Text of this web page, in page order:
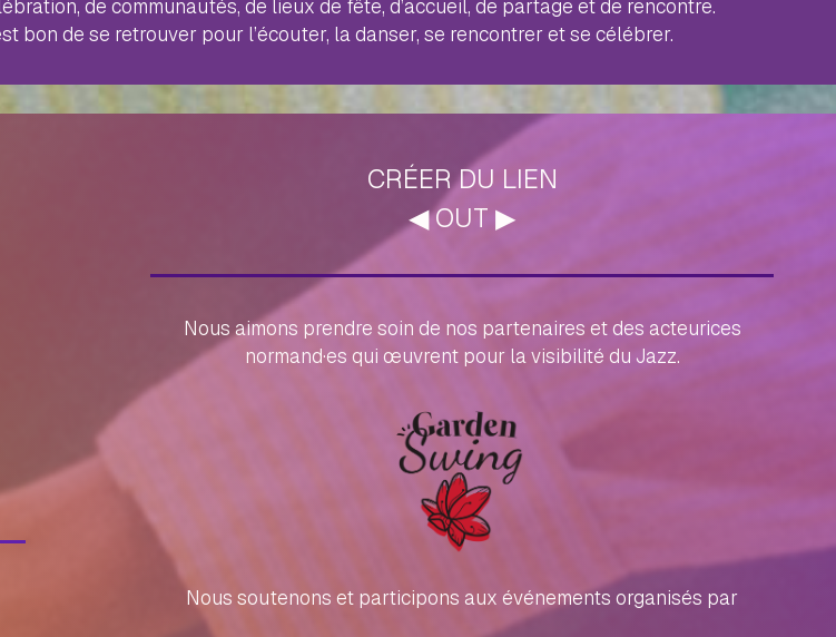
de communautés, de lieux de fête, d’accueil, de partage et de rencontre.
bon de se retrouver pour l’écouter, la danser, se rencontrer et se célébrer.
CRÉER DU LIEN
◀︎ OUT ▶︎
Nous aimons prendre soin de nos partenaires et des acteurices
normand·es qui œuvrent pour la visibilité du Jazz.
Nous soutenons et participons aux événements organisés par